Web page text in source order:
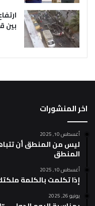
بين
اخر المنشورات
أغسطس 10, 2025
ليس من المنطق أن
المنطق
أغسطس 10, 2025
إذا تكلمت بالكلمة
يونيو 26, 2025